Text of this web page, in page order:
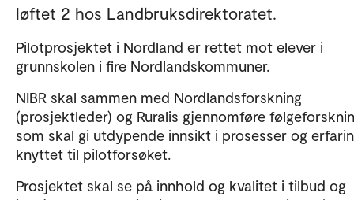
løftet 2 hos Landbruksdirektoratet.
Pilotprosjektet i Nordland er rettet mot elever i
grunnskolen i fire Nordlandskommuner.
NIBR skal sammen med Nordlandsforskning
(prosjektleder) og Ruralis gjennomføre
som skal gi utdypende innsikt i prosesser og
knyttet til pilotforsøket.
Prosjektet skal se på innhold og kvalitet i tilbud og